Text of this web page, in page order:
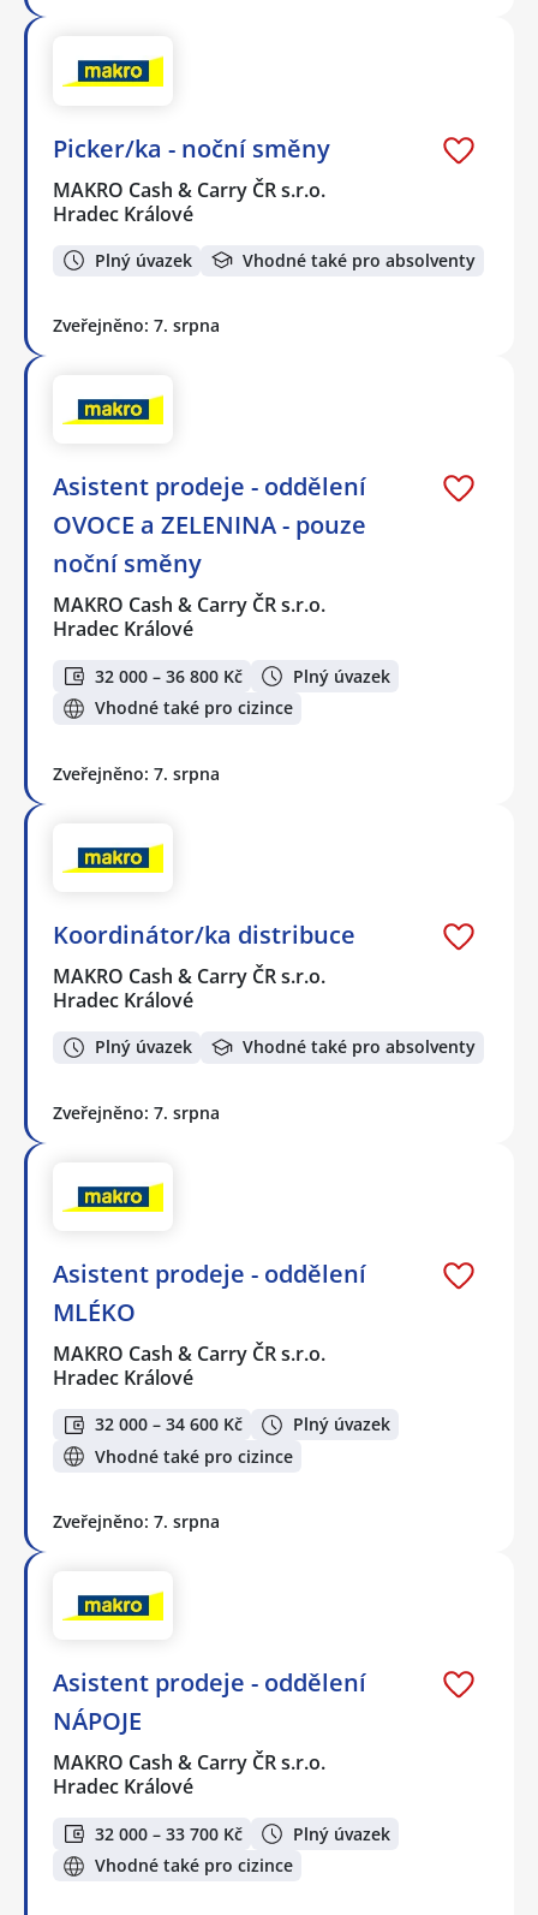
Picker/ka - noční směny
MAKRO Cash & Carry ČR s.r.o.
Hradec Králové
Plný úvazek Vhodné také pro absolventy
Zveřejněno: 7. srpna
Asistent prodeje - oddělení
OVOCE a ZELENINA - pouze
noční směny
MAKRO Cash & Carry ČR s.r.o.
Hradec Králové
32 000 – 36 800 Kč
Plný úvazek
Vhodné také pro cizince
Zveřejněno: 7. srpna
Koordinátor/ka distribuce
MAKRO Cash & Carry ČR s.r.o.
Hradec Králové
Plný úvazek Vhodné také pro absolventy
Zveřejněno: 7. srpna
Asistent prodeje - oddělení
MLÉKO
MAKRO Cash & Carry ČR s.r.o.
Hradec Králové
32 000 – 34 600 Kč
Plný úvazek
Vhodné také pro cizince
Zveřejněno: 7. srpna
Asistent prodeje - oddělení
NÁPOJE
MAKRO Cash & Carry ČR s.r.o.
Hradec Králové
32 000 – 33 700 Kč
Plný úvazek
Vhodné také pro cizince